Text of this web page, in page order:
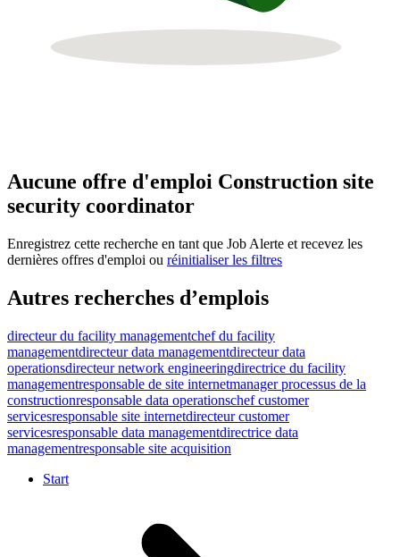
Aucune offre d'emploi Construction site
security coordinator
Enregistrez cette recherche en tant que Job Alerte et recevez les
dernières offres d'emploi ou réinitialiser les filtres
Autres recherches d’emplois
directeur du facility managementchef du facility
managementdirecteur data managementdirecteur data
operationsdirecteur network engineeringdirectrice du facility
managementresponsable de site internetmanager processus de la
constructionresponsable data operationschef customer
servicesresponsable site internetdirecteur customer
servicesresponsable data managementdirectrice data
managementresponsable site acquisition
Start